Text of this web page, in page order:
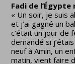
Fadi de
« Un soir, je suis
et j’ai gagné un
c’était un jour de
demandé si
neuf à Amin, un
matin, vient faire